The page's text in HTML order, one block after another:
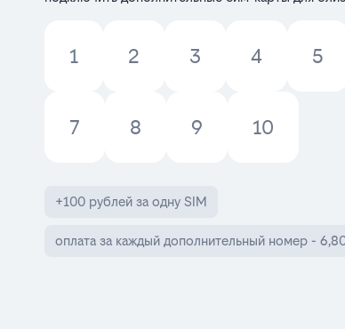
1 2 3 4 5
7 8 9 10
+100 рублей за одну SIM
оплата за каждый дополнительный номер -